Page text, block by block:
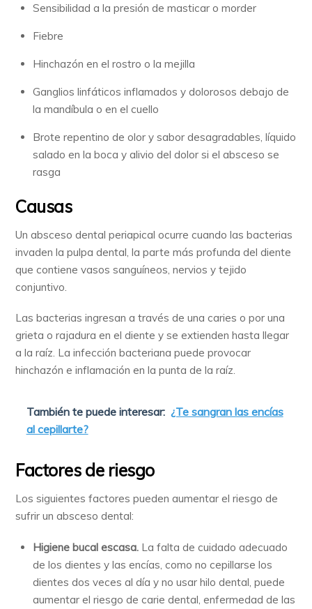
Sensibilidad a la presión de masticar o morder
Fiebre
Hinchazón en el rostro o la mejilla
Ganglios linfáticos inflamados y dolorosos debajo de
la mandíbula o en el cuello
Brote repentino de olor y sabor desagradables, líquido
salado en la boca y alivio del dolor si el absceso se
rasga
Causas
Un absceso dental periapical ocurre cuando las bacterias
invaden la pulpa dental, la parte más profunda del diente
que contiene vasos sanguíneos, nervios y tejido
conjuntivo.
Las bacterias ingresan a través de una caries o por una
grieta o rajadura en el diente y se extienden hasta llegar
a la raíz. La infección bacteriana puede provocar
hinchazón e inflamación en la punta de la raíz.
También te puede interesar: ¿Te sangran las encías
al cepillarte?
Factores de riesgo
Los siguientes factores pueden aumentar el riesgo de
sufrir un absceso dental:
Higiene bucal escasa.La falta de cuidado adecuado
de los dientes y las encías, como no cepillarse los
dientes dos veces al día y no usar hilo dental, puede
aumentar el riesgo de carie dental, enfermedad de las